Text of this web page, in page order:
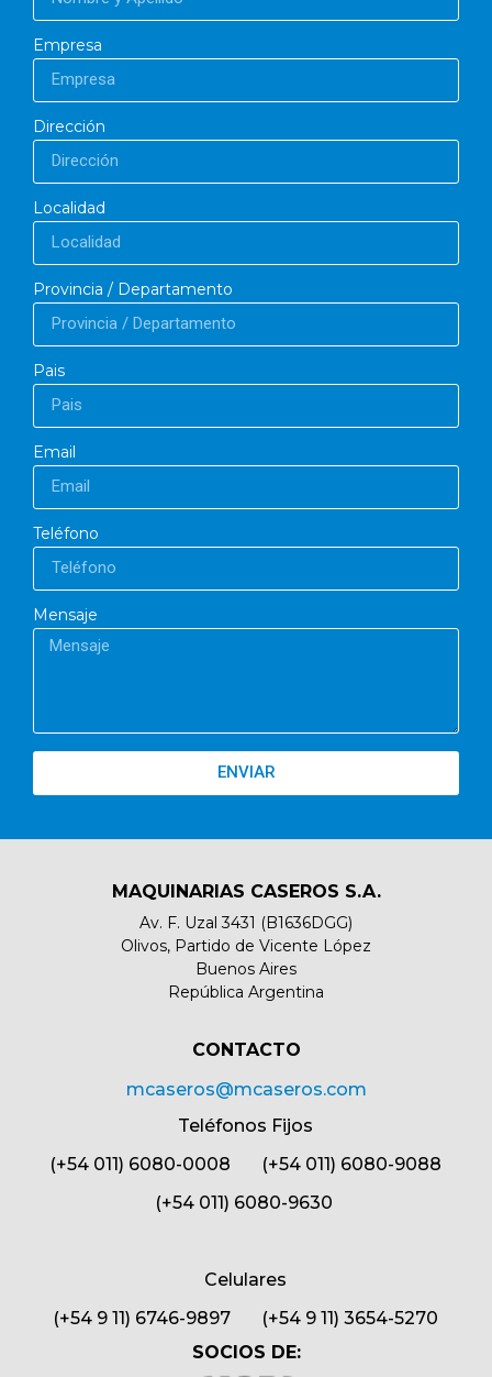
Empresa
Dirección
Localidad
Provincia / Departamento
Pais
Email
Teléfono
Mensaje
ENVIAR
MAQUINARIAS CASEROS S.A.
Av. F. Uzal 3431 (B1636DGG)
Olivos, Partido de Vicente López
Buenos Aires
República Argentina
CONTACTO​
mcaseros@mcaseros.com
Teléfonos Fijos
(+54 011) 6080-0008 (+54 011) 6080-9088
(+54 011) 6080-9630
Celulares
(+54 9 11) 6746-9897 (+54 9 11) 3654-5270
SOCIOS DE: